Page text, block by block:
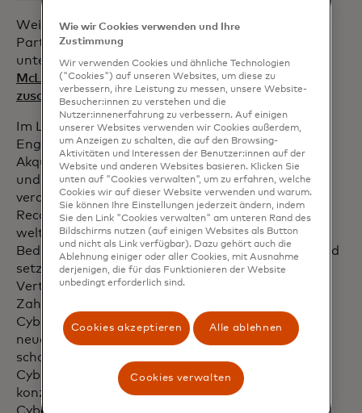
Weitere Informationen zur
Partnerschaft finden Sie
unter
„Mastercard schliesst sich mit dem
McLaren Racing Formel-1-Team
zusammen“.
Im Laufe der Jahre hat Mastercard sein
Engagement für Cybersicherheit durch
Akquisitionen, modernste Werkzeuge
und strategische Partnerschaften
verdoppelt. Kürzlich hat Mastercard
Recorded Future übernommen, das
weltweit grösste
Bedrohungsinformationsunternehmen. Mastercard
setzt sich dafür ein, ein höheres
Vertrauensniveau im
Zahlungsökosystem zu schaffen, die
Cybersicherheit zu demokratisieren, um
neue Chancen für Unternehmen zu
schaffen. Das Angebot an
Cybersicherheitsdienstleistungen
konzentriert sich auf die Bewertung von
Wie wir Cookies verwenden und Ihre
Zustimmung
Wir verwenden Cookies und ähnliche Technologien
("Cookies") auf unseren Websites, um diese zu
verbessern, ihre Leistung zu messen, unsere Website-
Besucher:innen zu verstehen und die
Nutzer:innenerfahrung zu verbessern. Auf einigen
unserer Websites verwenden wir Cookies außerdem,
um Anzeigen zu schalten, die auf den Browsing-
Aktivitäten und Interessen der Benutzer:innen auf der
Website und anderen Websites basieren. Klicken Sie
unten auf "Cookies verwalten", um zu erfahren, welche
Cookies wir auf dieser Website verwenden und warum.
Sie können Ihre Einstellungen jederzeit ändern, indem
Sie den Link "Cookies verwalten" am unteren Rand des
Bildschirms nutzen (auf einigen Websites als Button
und nicht als Link verfügbar). Dazu gehört auch die
Ablehnung einiger oder aller Cookies, mit Ausnahme
derjenigen, die für das Funktionieren der Website
unbedingt erforderlich sind.
Cookies akzeptieren Alle ablehnen
Cookies verwalten